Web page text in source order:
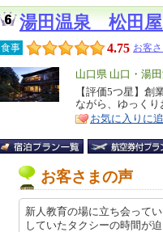
湯田温泉 松田
食事 4.75 お客
エ
リ
ア
山口県 山口・湯
特
徴
【評価5つ星】
ながら、ゆっく
お気に入りに
お客さまの声
新人教育の場に立ち会って
していたタクシーの時間が